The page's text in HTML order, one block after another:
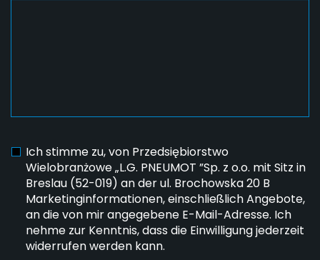
Ich stimme zu, von Przedsiębiorstwo
Wielobranżowe „L.G. PNEUMOT ”Sp. z o.o. mit Sitz in
Breslau (52-019) an der ul. Brochowska 20 B
Marketinginformationen, einschließlich Angebote,
an die von mir angegebene E-Mail-Adresse. Ich
nehme zur Kenntnis, dass die Einwilligung jederzeit
widerrufen werden kann.